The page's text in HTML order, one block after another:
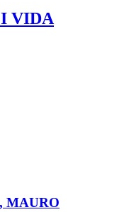
VIDA
MAURO